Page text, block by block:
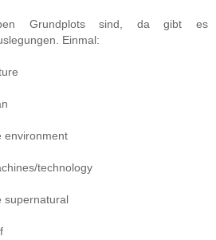
Grundplots sind, da gibt es
Einmal:
environment
technology
supernatural